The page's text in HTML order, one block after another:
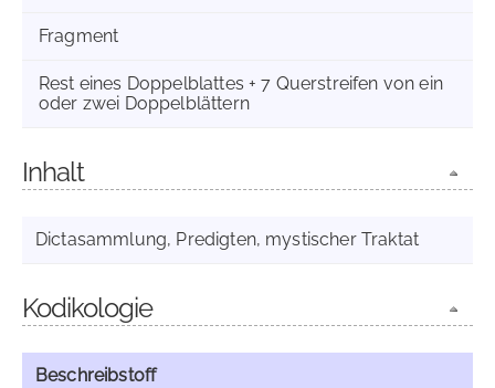
Fragment
Rest eines Doppelblattes + 7 Querstreifen von ein
oder zwei Doppelblättern
Inhalt
Dictasammlung, Predigten, mystischer Traktat
Kodikologie
Beschreibstoff